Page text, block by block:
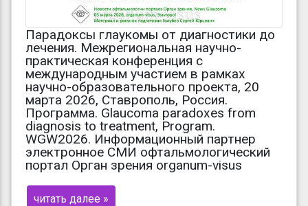
Парадоксы глаукомы от диагностики до
лечения. Межрегиональная научно-
практическая конференция с
международным участием в рамках
научно-образовательного проекта, 20
марта 2026, Ставрополь, Россия.
Программа. Glaucoma paradoxes from
diagnosis to treatment, Program.
WGW2026. Информационный партнер
электронное СМИ офтальмологический
портал Орган зрения organum-visus
читать далее »